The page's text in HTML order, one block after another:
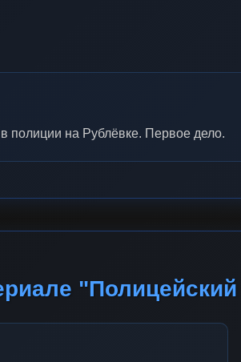
полиции на Рублёвке. Первое дело.